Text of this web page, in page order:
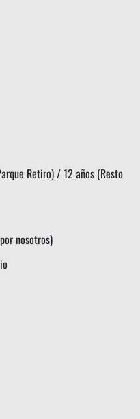
Retiro) / 12 años (Resto
nosotros)